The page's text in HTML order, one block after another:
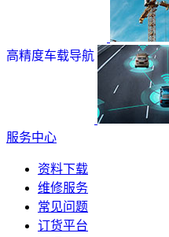
高精度车载导航
服务中心
资料下载
维修服务
常见问题
订货平台